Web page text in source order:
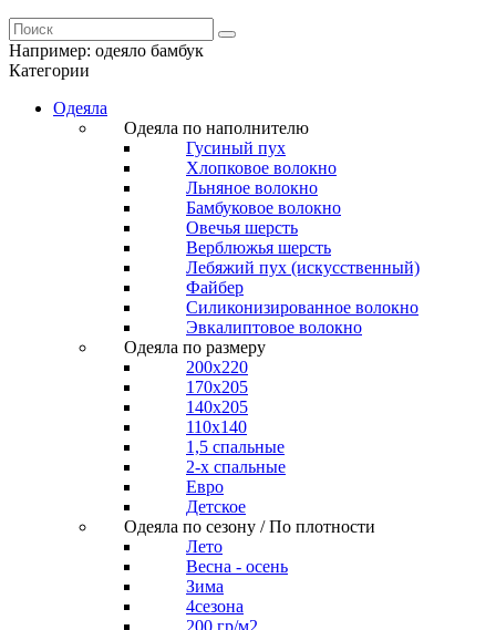
Например: одеяло бамбук
Категории
Одеяла
Одеяла по наполнителю
Гусиный пух
Хлопковое волокно
Льняное волокно
Бамбуковое волокно
Овечья шерсть
Верблюжья шерсть
Лебяжий пух (искусственный)
Файбер
Силиконизированное волокно
Эвкалиптовое волокно
Одеяла по размеру
200x220
170x205
140x205
110x140
1,5 спальные
2-х спальные
Евро
Детское
Одеяла по сезону / По плотности
Лето
Весна - осень
Зима
4сезона
200 гр/м2